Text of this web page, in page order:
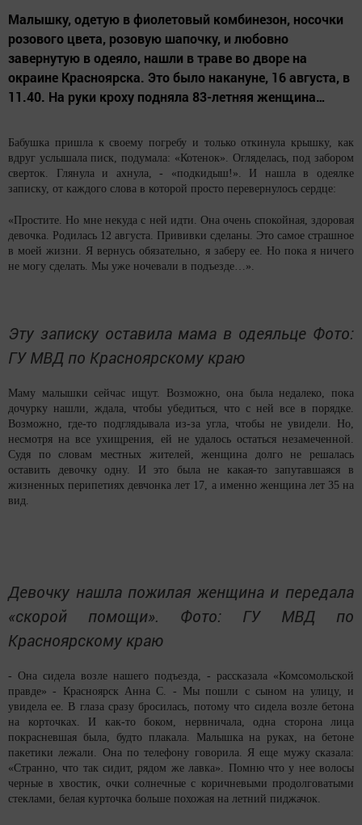
Малышку, одетую в фиолетовый комбинезон, носочки
розового цвета, розовую шапочку, и любовно
завернутую в одеяло, нашли в траве во дворе на
окраине Красноярска. Это было накануне, 16 августа, в
11.40. На руки кроху подняла 83-летняя женщина…
Бабушка пришла к своему погребу и только откинула крышку, как
вдруг услышала писк, подумала: «Котенок». Огляделась, под забором
сверток. Глянула и ахнула, - «подкидыш!». И нашла в одеялке
записку, от каждого слова в которой просто перевернулось сердце:
«Простите. Но мне некуда с ней идти. Она очень спокойная, здоровая
девочка. Родилась 12 августа. Прививки сделаны. Это самое страшное
в моей жизни. Я вернусь обязательно, я заберу ее. Но пока я ничего
не могу сделать. Мы уже ночевали в подъезде…».
Эту записку оставила мама в одеяльце Фото:
ГУ МВД по Красноярскому краю
Маму малышки сейчас ищут. Возможно, она была недалеко, пока
дочурку нашли, ждала, чтобы убедиться, что с ней все в порядке.
Возможно, где-то подглядывала из-за угла, чтобы не увидели. Но,
несмотря на все ухищрения, ей не удалось остаться незамеченной.
Судя по словам местных жителей, женщина долго не решалась
оставить девочку одну. И это была не какая-то запутавшаяся в
жизненных перипетиях девчонка лет 17, а именно женщина лет 35 на
вид.
Девочку нашла пожилая женщина и передала
«скорой помощи». Фото: ГУ МВД по
Красноярскому краю
- Она сидела возле нашего подъезда, - рассказала «Комсомольской
правде» - Красноярск Анна С. - Мы пошли с сыном на улицу, и
увидела ее. В глаза сразу бросилась, потому что сидела возле бетона
на корточках. И как-то боком, нервничала, одна сторона лица
покрасневшая была, будто плакала. Малышка на руках, на бетоне
пакетики лежали. Она по телефону говорила. Я еще мужу сказала:
«Странно, что так сидит, рядом же лавка». Помню что у нее волосы
черные в хвостик, очки солнечные с коричневыми продолговатыми
стеклами, белая курточка больше похожая на летний пиджачок.